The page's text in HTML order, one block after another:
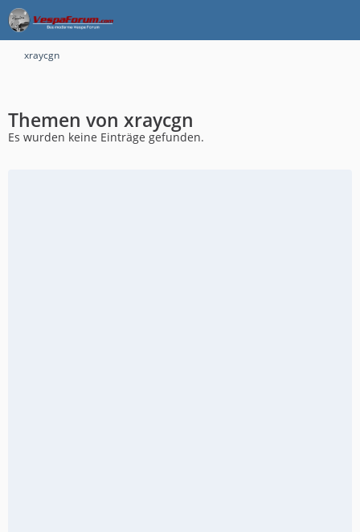
xraycgn
Themen von xraycgn
Es wurden keine Einträge gefunden.